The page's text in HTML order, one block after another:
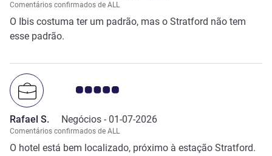
Comentários confirmados de ALL
O Ibis costuma ter um padrão, mas o Stratford não tem
esse padrão.
Nota clientes Avis 5.0/5
Rafael S. Negócios - 01-07-2026
Comentários confirmados de ALL
O hotel está bem localizado, próximo à estação Stratford.